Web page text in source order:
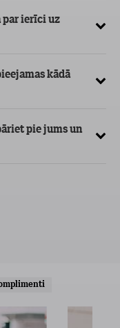
par ierīci uz
kādā
pie jums un